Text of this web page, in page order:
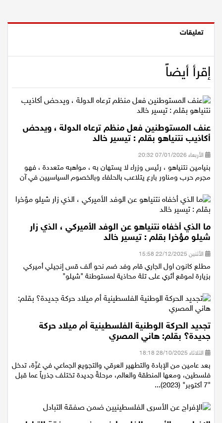
إقرأ أيضاً
عنف المستوطنين فعل منظم ترعاه الدولة ، ويدحض
أكاذيب نتنياهو بقلم : تيسير خالد
الأربعاء 07/01/2026 20:32
بنيامين نتنياهو ، رئيس وزراء لا يستهان به ، مواهبه متعددة ، فهو
ما الذي أخفاه نتنياهو عن الوفد الأميركي ، الذي زار
شيلو مؤخرا بقلم : تيسير خالد
الأثنين 22/12/2025 15:58
مطلع كانون اول الجاري قام وفد ضم نحو ألف قس إنجيلي أميركي
تجديد الحركة الوطنية الفلسطينية أم ميلاد حركة
جديدة؟ بقلم: هاني المصري
الثلاثاء 28/10/2025 18:18
بعد عامين من الإبادة والتطهير العرقي والتجويع الجماعي في غزّة، تدخل
فلسطين، ومعها المنطقة والعالم، مرحلةً جديدة تختلف جذرياً عما قبل